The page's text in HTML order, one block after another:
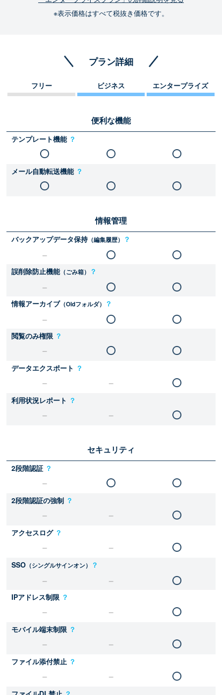
※表示価格はすべて税抜き価格です。
プラン詳細
フリー ビジネス エンタープライズ
便利な機能
テンプレート機能 ？
メール自動転送機能 ？
情報管理
バックアップデータ保持（編集履歴） ？
誤削除防止機能（ごみ箱） ？
情報アーカイブ（Oldフォルダ） ？
閲覧のみ権限 ？
データエクスポート ？
利用状況レポート ？
セキュリティ
2段階認証 ？
2段階認証の強制 ？
アクセスログ ？
SSO （シングルサインオン） ？
IPアドレス制限 ？
モバイル端末制限 ？
ファイル添付禁止 ？